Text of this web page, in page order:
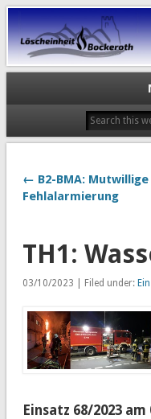
← B2-BMA: Mutwillige
Fehlalarmierung
TH1:
03/10/2023 | Filed under:
Einsatz 68/2023 am